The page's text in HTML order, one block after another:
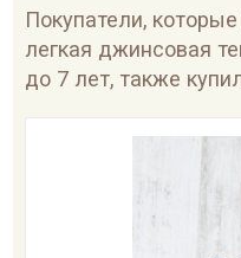
Покупатели,
легкая джинсовая
до 7 лет, также